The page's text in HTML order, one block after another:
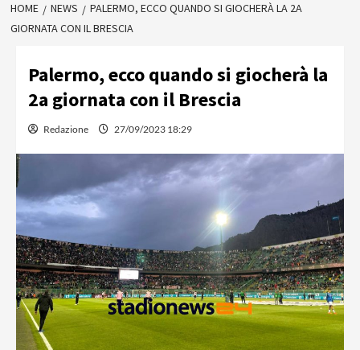
HOME NEWS
PALERMO, ECCO QUANDO SI GIOCHERÀ LA 2A
GIORNATA CON IL BRESCIA
Palermo, ecco quando si giocherà la
2a giornata con il Brescia
Redazione 27/09/2023 18:29